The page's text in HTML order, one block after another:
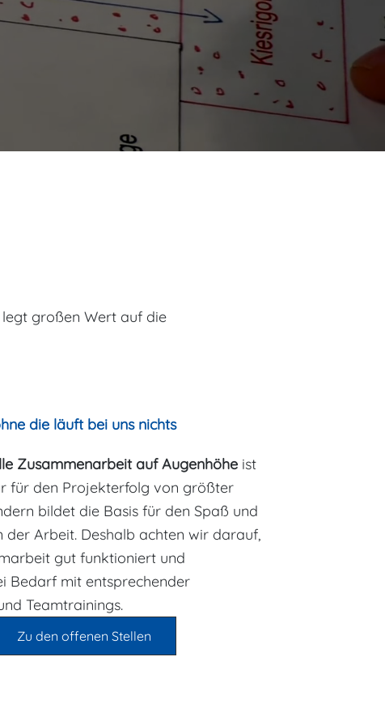
legt großen Wert auf die
die läuft bei uns nichts
Zusammenarbeit auf Augenhöhe ist
für den Projekterfolg von größter
bildet die Basis für den Spaß und
der Arbeit. Deshalb achten wir darauf,
gut funktioniert und
Bedarf mit entsprechender
Teamtrainings.
Zu den offenen Stellen